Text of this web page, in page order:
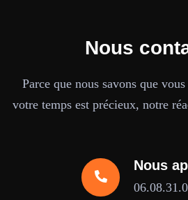
Nous
Parce que nous savons que
votre temps est précieux, notre
Nous